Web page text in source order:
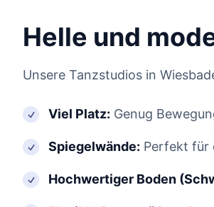
Helle und
Unsere Tanzstudios in
Viel Platz: Genug
Spiegelwände: Perfekt für
Hochwertiger Boden